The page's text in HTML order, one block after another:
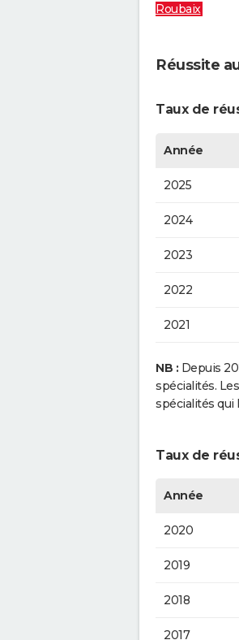
Roubaix
Réussite
Taux de
Année
2025
2024
2023
2022
2021
NB : Depuis
spécialités.
spécialités qui
Taux de
Année
2020
2019
2018
2017